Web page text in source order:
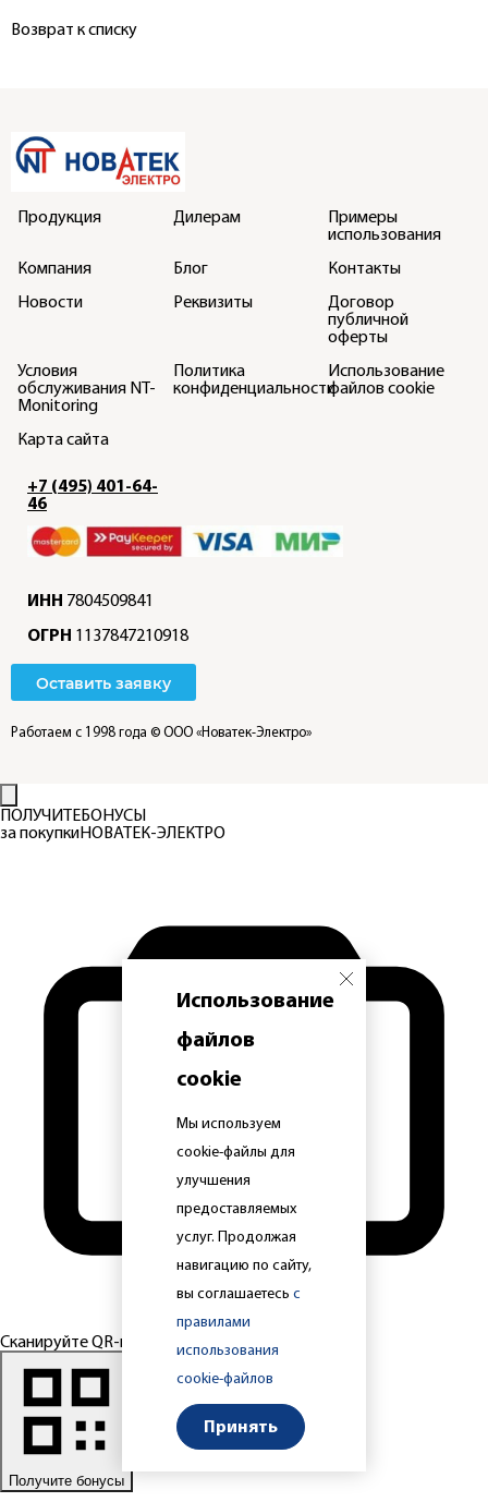
Возврат к списку
Продукция Дилерам
Примеры
использования
Компания
Блог
Контакты
Новости
Реквизиты
Договор
публичной
оферты
Условия
обслуживания NT-
Monitoring
Политика
конфиденциальности
Использование
файлов cookie
Карта сайта
+7 (495) 401-64-
46
ИНН 7804509841
ОГРН 1137847210918
Оставить заявку
Работаем с 1998 года © ООО «Новатек-Электро»
Использование
файлов
cookie
Мы используем
cookie-файлы для
улучшения
предоставляемых
услуг. Продолжая
навигацию по сайту,
вы соглашаетесь с
правилами
использования
cookie-файлов
Принять
ПОЛУЧИТЕБОНУСЫ
за покупкиНОВАТЕК-ЭЛЕКТРО
Сканируйте QR-код
Получите бонусы